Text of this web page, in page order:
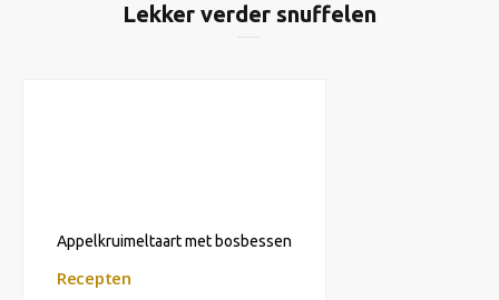
Lekker verder snuffelen
Appelkruimeltaart met bosbessen
Recepten